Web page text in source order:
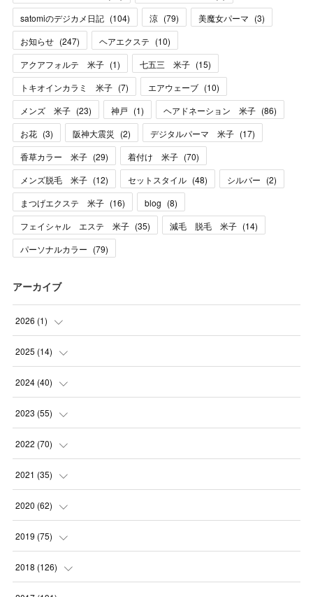
satomiのデジカメ日記 (104) 涼 (79) 美魔女パーマ (3)
お知らせ (247) ヘアエクステ (10)
アクアフォルテ 米子 (1) 七五三 米子 (15)
トキオインカラミ 米子 (7) エアウェーブ (10)
メンズ 米子 (23) 神戸 (1) ヘアドネーション 米子 (86)
お花 (3) 阪神大震災 (2) デジタルパーマ 米子 (17)
香草カラー 米子 (29) 着付け 米子 (70)
メンズ脱毛 米子 (12) セットスタイル (48) シルバー (2)
まつげエクステ 米子 (16) blog (8)
フェイシャル エステ 米子 (35) 減毛 脱毛 米子 (14)
パーソナルカラー (79)
アーカイブ
2026 (1)
(1
2025 (14)
(10 )
(1
(1
(2
2024 (40)
(1
(1
(3
(2
2023 (55)
(2
(4
(3
(3
2022 (70)
(7
(11 )
(8
(1)
2021 (35)
(5
(7
(5)
(3)
2020 (62)
(6
(9)
(7)
2019 (75)
(1)
2018 (126)